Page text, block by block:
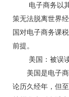
电子商务以其
策无法脱离世界
国对电子商务课
前提。
美国：被误读
美国是电子商
论历久经年，但